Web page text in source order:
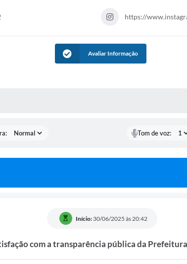
https://
Avaliar Informação
Tom de voz:
Início: 30/06/2025 às 20:42
com a transparência pública da